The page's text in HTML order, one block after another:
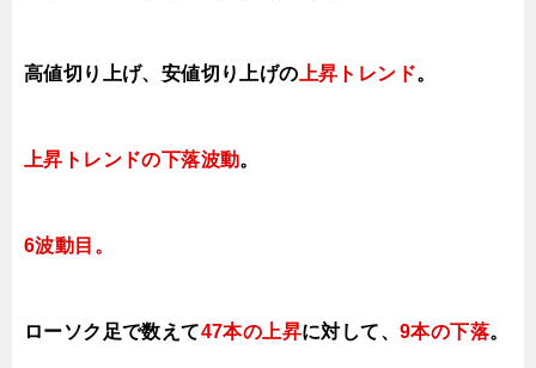
高値切り上げ、安値切り上げの上昇トレンド。
上昇トレンドの下落波動。
6波動目。
ローソク足で数えて47本の上昇に対して、9本の下落。